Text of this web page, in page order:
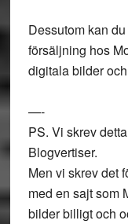
Dessutom kan
försäljning hos
digitala bilder
—-
PS. Vi skrev
Blogvertiser.
Men vi skrev det
med en sajt som
bilder billigt och